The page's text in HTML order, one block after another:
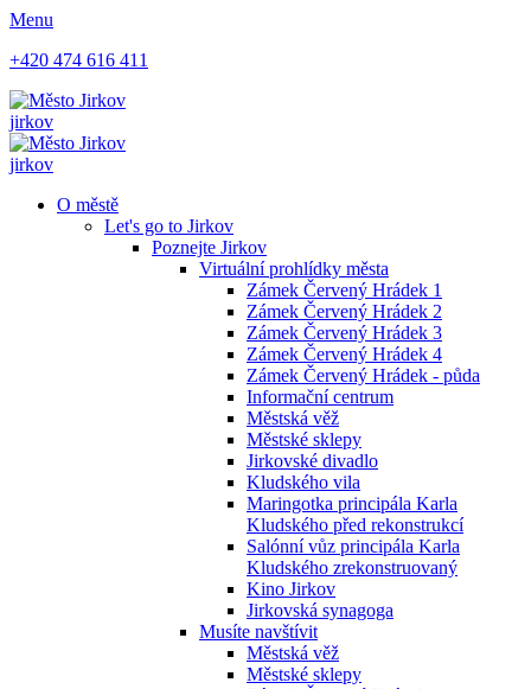
Menu
+420 474 616 411
jirkov
jirkov
O městě
Let's go to Jirkov
Poznejte Jirkov
Virtuální prohlídky města
Zámek Červený Hrádek 1
Zámek Červený Hrádek 2
Zámek Červený Hrádek 3
Zámek Červený Hrádek 4
Zámek Červený Hrádek - půda
Informační centrum
Městská věž
Městské sklepy
Jirkovské divadlo
Kludského vila
Maringotka principála Karla
Kludského před rekonstrukcí
Salónní vůz principála Karla
Kludského zrekonstruovaný
Kino Jirkov
Jirkovská synagoga
Musíte navštívit
Městská věž
Městské sklepy